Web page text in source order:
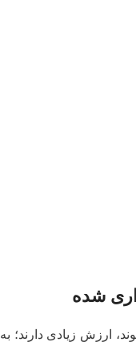
شده
ارزش زیادی دارند؛ به